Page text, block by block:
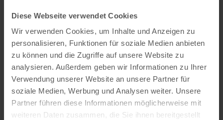
Diese Webseite verwendet Cookies
Wir verwenden Cookies, um Inhalte und Anzeigen zu
personalisieren, Funktionen für soziale Medien anbieten
zu können und die Zugriffe auf unsere Website zu
analysieren. Außerdem geben wir Informationen zu Ihrer
Verwendung unserer Website an unsere Partner für
soziale Medien, Werbung und Analysen weiter. Unsere
Partner führen diese Informationen möglicherweise mit
weiteren Daten zusammen, die Sie ihnen bereitgestellt
Seitenmarkise richtig wählen: FAQ zu Sicht- & Windschutz
Wie blickdicht ist eine Seitenmarkise wirklich? Welche Höhe
ist ideal? Und braucht man dafür eine Genehmigung? In